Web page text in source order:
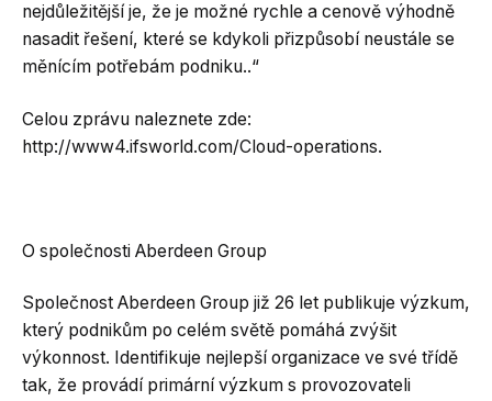
nejdůležitější je, že je možné rychle a cenově výhodně
nasadit řešení, které se kdykoli přizpůsobí neustále se
měnícím potřebám podniku..“
Celou zprávu naleznete zde:
http://www4.ifsworld.com/Cloud-operations.
O společnosti Aberdeen Group
Společnost Aberdeen Group již 26 let publikuje výzkum,
který podnikům po celém světě pomáhá zvýšit
výkonnost. Identifikuje nejlepší organizace ve své třídě
tak, že provádí primární výzkum s provozovateli